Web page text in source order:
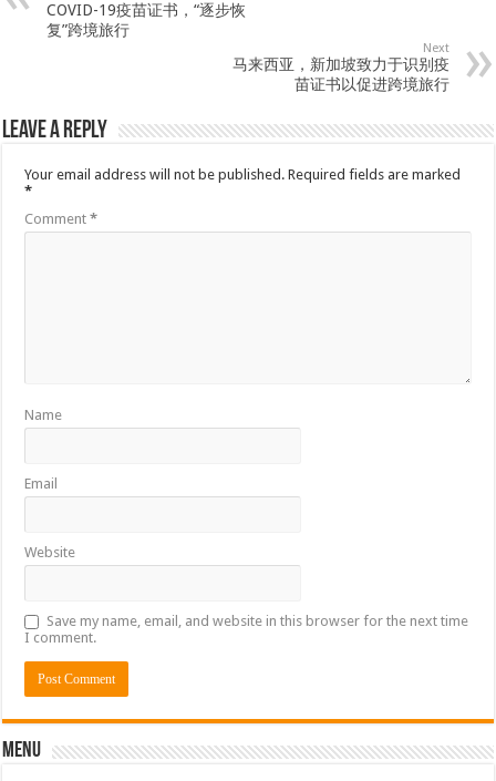
COVID-19疫苗证书，“逐步恢
复”跨境旅行
Next
马来西亚，新加坡致力于识别疫
苗证书以促进跨境旅行
Leave a Reply
Your email address will not be published. Required fields are marked
*
Comment*
Name
Email
Website
Save my name, email, and website in this browser for the next time
I comment.
Menu